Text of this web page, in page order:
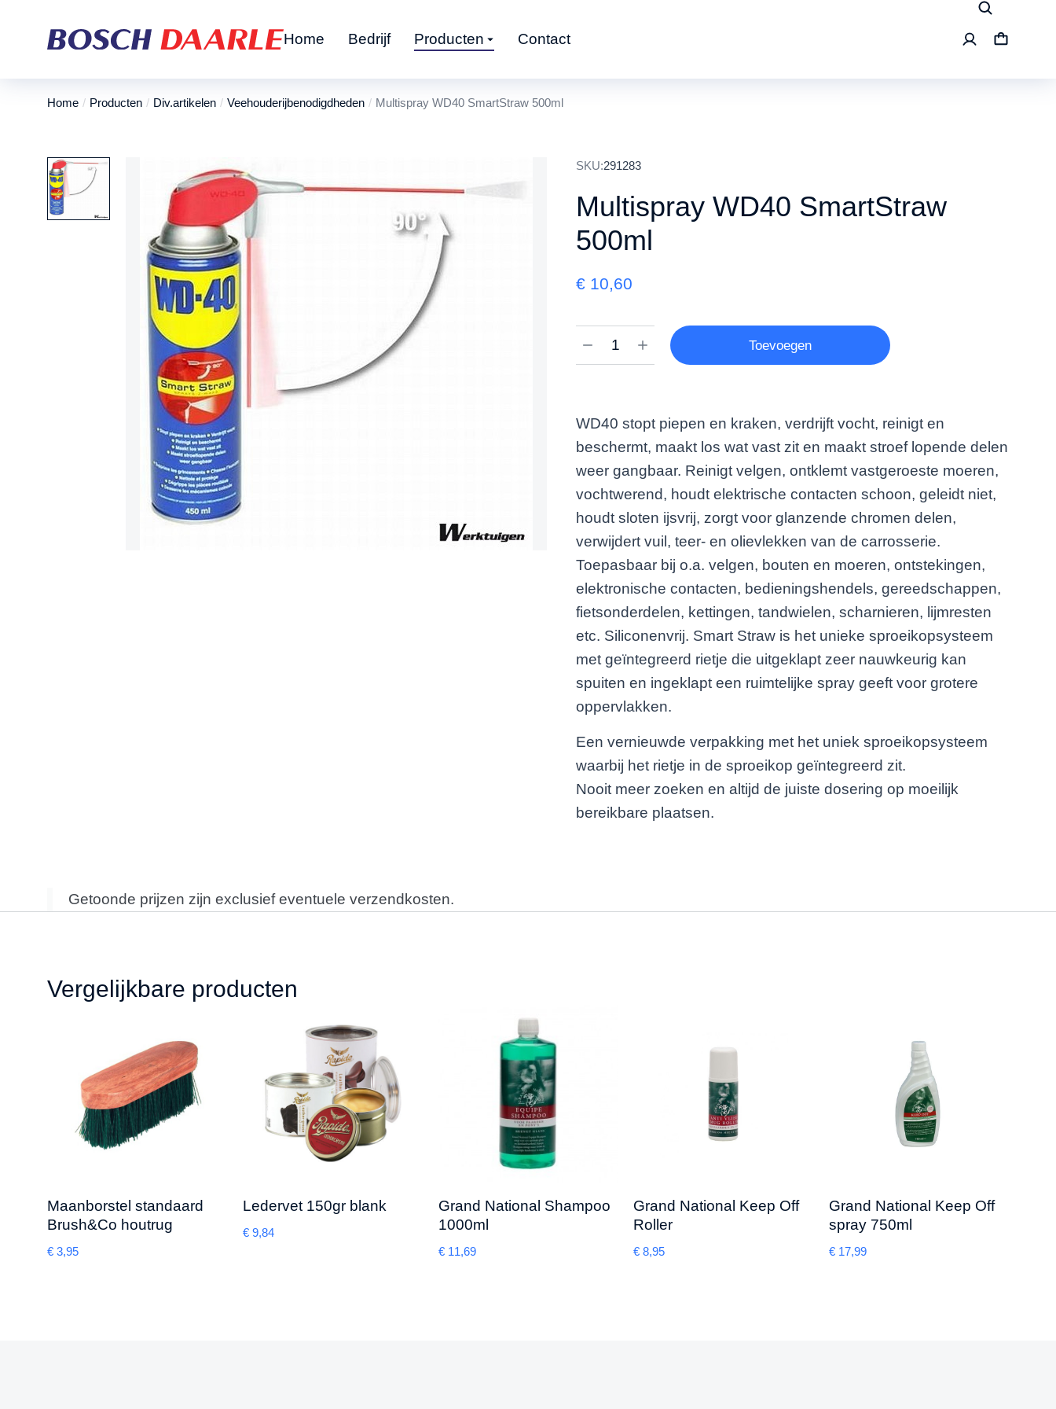
Home Bedrijf Producten Contact
Je bent hier:
Home Producten Div.artikelen Veehouderijbenodigdheden Multispray WD40 SmartStraw 500ml
SKU:291283
Multispray WD40 SmartStraw
500ml
€ 10,60
Toevoegen
WD40 stopt piepen en kraken, verdrijft vocht, reinigt en
beschermt, maakt los wat vast zit en maakt stroef lopende delen
weer gangbaar. Reinigt velgen, ontklemt vastgeroeste moeren,
vochtwerend, houdt elektrische contacten schoon, geleidt niet,
houdt sloten ijsvrij, zorgt voor glanzende chromen delen,
verwijdert vuil, teer- en olievlekken van de carrosserie.
Toepasbaar bij o.a. velgen, bouten en moeren, ontstekingen,
elektronische contacten, bedieningshendels, gereedschappen,
fietsonderdelen, kettingen, tandwielen, scharnieren, lijmresten
etc. Siliconenvrij. Smart Straw is het unieke sproeikopsysteem
met geïntegreerd rietje die uitgeklapt zeer nauwkeurig kan
spuiten en ingeklapt een ruimtelijke spray geeft voor grotere
oppervlakken.
Een vernieuwde verpakking met het uniek sproeikopsysteem
waarbij het rietje in de sproeikop geïntegreerd zit.
Nooit meer zoeken en altijd de juiste dosering op moeilijk
bereikbare plaatsen.
Getoonde prijzen zijn exclusief eventuele verzendkosten.
Vergelijkbare producten
Maanborstel standaard
Brush&Co houtrug
€ 3,95
Ledervet 150gr blank
€9,84
Grand National Shampoo
1000ml
€11,69
Grand National Keep Off
Roller
€ 8,95
Grand National Keep Off
spray 750ml
€ 17,99